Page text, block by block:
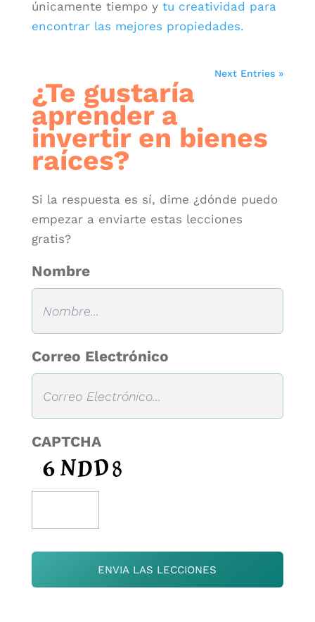
únicamente tiempo y tu creatividad para
encontrar las mejores propiedades.
Next Entries »
¿Te gustaría
aprender a
invertir en bienes
raíces?
Si la respuesta es sí, dime ¿dónde puedo
empezar a enviarte estas lecciones
gratis?
Nombre
Correo Electrónico
CAPTCHA